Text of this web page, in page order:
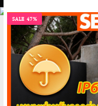
SALE 47%
Add to cart